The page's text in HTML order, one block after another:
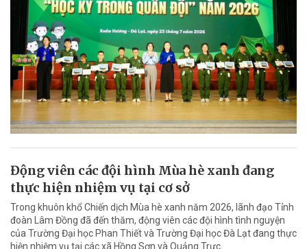
Động viên các đội hình Mùa hè xanh đang
thực hiện nhiệm vụ tại cơ sở
Trong khuôn khổ Chiến dịch Mùa hè xanh năm 2026, lãnh đạo Tỉnh
đoàn Lâm Đồng đã đến thăm, động viên các đội hình tình nguyện
của Trường Đại học Phan Thiết và Trường Đại học Đà Lạt đang thực
hiện nhiệm vụ tại các xã Hồng Sơn và Quảng Trực.